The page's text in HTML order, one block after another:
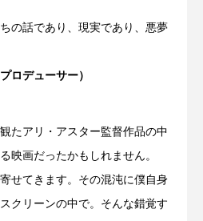
の話であり、現実であり、悪夢
ロデューサー）
たアリ・アスター監督作品の中
映画だったかもしれません。
せてきます。その混沌に僕自身
クリーンの中で。そんな錯覚す